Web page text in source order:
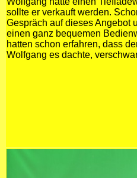
sollte er verkauft werden.
Gespräch auf dieses Angebot
einen ganz bequemen
hatten schon erfahren, dass
Wolfgang es dachte,